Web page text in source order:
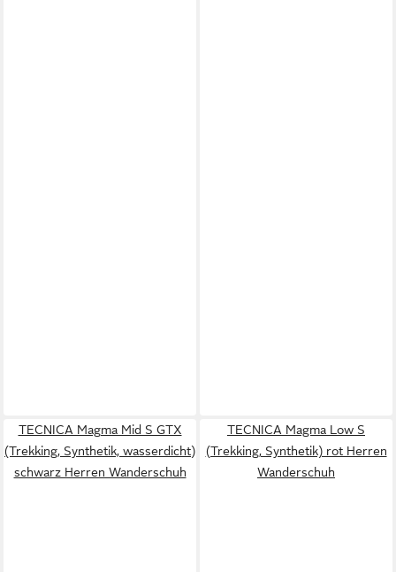
TECNICA Magma Mid S GTX
(Trekking, Synthetik, wasserdicht)
schwarz Herren Wanderschuh
TECNICA Magma Low S
(Trekking, Synthetik) rot Herren
Wanderschuh